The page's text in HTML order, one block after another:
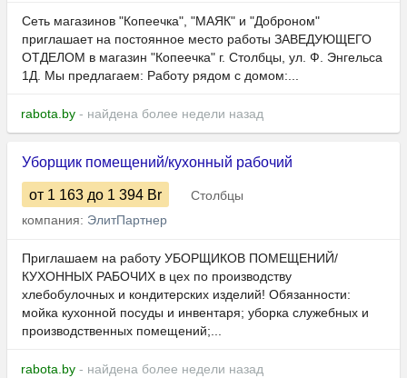
Сеть магазинов "Копеечка", "МАЯК" и "Доброном"
приглашает на постоянное место работы ЗАВЕДУЮЩЕГО
ОТДЕЛОМ в магазин "Копеечка" г. Столбцы, ул. Ф. Энгельса
1Д. Мы предлагаем: Работу рядом с домом:...
rabota.by - найдена более недели назад
Уборщик помещений/кухонный рабочий
от 1 163 до 1 394 Br
Столбцы
компания: ЭлитПартнер
Приглашаем на работу УБОРЩИКОВ ПОМЕЩЕНИЙ/
КУХОННЫХ РАБОЧИХ в цех по производству
хлебобулочных и кондитерских изделий! Обязанности:
мойка кухонной посуды и инвентаря; уборка служебных и
производственных помещений;...
rabota.by - найдена более недели назад